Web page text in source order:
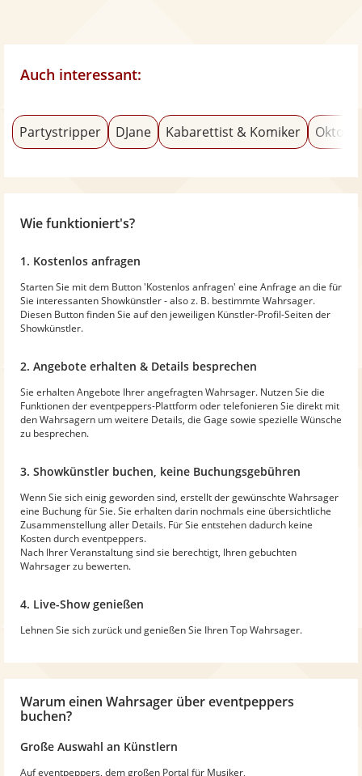
Auch interessant:
Partystripper DJane Kabarettist & Komiker
Wie funktioniert's?
1. Kostenlos anfragen
Starten Sie mit dem Button 'Kostenlos anfragen' eine Anfrage an die für
Sie interessanten Showkünstler - also z. B. bestimmte Wahrsager.
Diesen Button finden Sie auf den jeweiligen Künstler-Profil-Seiten der
Showkünstler.
2. Angebote erhalten & Details besprechen
Sie erhalten Angebote Ihrer angefragten Wahrsager. Nutzen Sie die
Funktionen der eventpeppers-Plattform oder telefonieren Sie direkt mit
den Wahrsagern um weitere Details, die Gage sowie spezielle Wünsche
zu besprechen.
3. Showkünstler buchen, keine Buchungsgebühren
Wenn Sie sich einig geworden sind, erstellt der gewünschte Wahrsager
eine Buchung für Sie. Sie erhalten darin nochmals eine übersichtliche
Zusammenstellung aller Details. Für Sie entstehen dadurch keine
Kosten durch eventpeppers.
Nach Ihrer Veranstaltung sind sie berechtigt, Ihren gebuchten
Wahrsager zu bewerten.
4. Live-Show genießen
Lehnen Sie sich zurück und genießen Sie Ihren Top Wahrsager.
Warum einen Wahrsager über eventpeppers
buchen?
Große Auswahl an Künstlern
Auf eventpeppers, dem großen Portal für Musiker,